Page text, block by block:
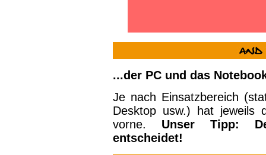
...der PC und das
Je nach Einsatzbereich
Desktop usw.) hat jeweils
vorne. Unser Tipp:
entscheidet!